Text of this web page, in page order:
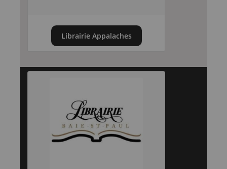
Librairie Appalaches